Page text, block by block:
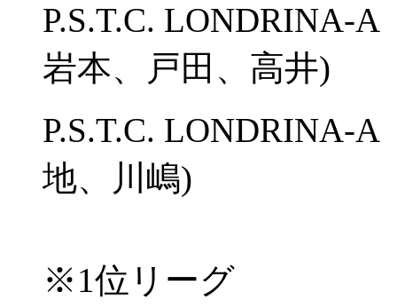
P.S.T.C.
岩本、戸田、高井)
P.S.T.C. LONDRINA-
地、川嶋)
※1位リーグ